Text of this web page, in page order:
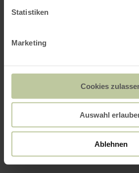
Statistiken
Marketing
Cookies
Auswahl
Ablehnen